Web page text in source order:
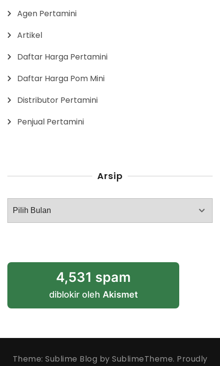
Agen Pertamini
Artikel
Daftar Harga Pertamini
Daftar Harga Pom Mini
Distributor Pertamini
Penjual Pertamini
Arsip
Arsip
4,531 spam
diblokir oleh Akismet
Theme: Sublime Blog by SublimeTheme. Proudly